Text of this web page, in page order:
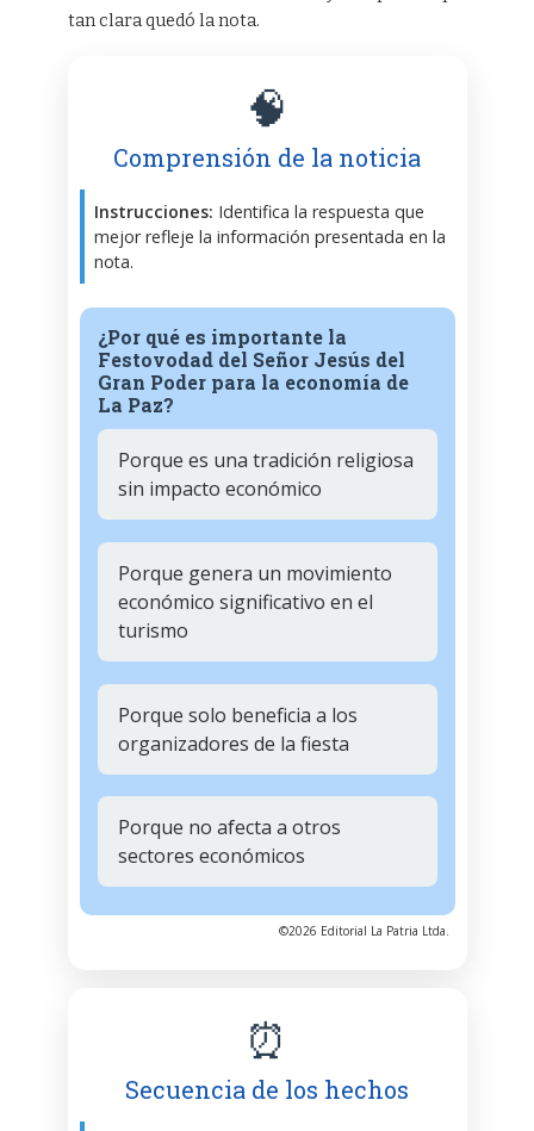
tan clara quedó la nota.
🧠
Comprensión de la noticia
Instrucciones: Identifica la respuesta que
mejor refleje la información presentada en la
nota.
¿Por qué es importante la
Festovodad del Señor Jesús del
Gran Poder para la economía de
La Paz?
Porque es una tradición religiosa
sin impacto económico
Porque genera un movimiento
económico significativo en el
turismo
Porque solo beneficia a los
organizadores de la fiesta
Porque no afecta a otros
sectores económicos
©2026 Editorial La Patria Ltda.
⏰
Secuencia de los hechos